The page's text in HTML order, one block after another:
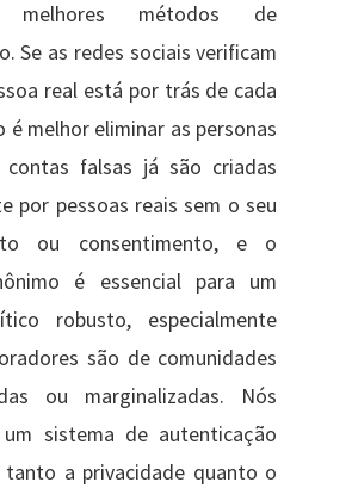
melhores métodos de
Se as redes sociais verificam
real está por trás de cada
é melhor eliminar as personas
contas falsas já são criadas
por pessoas reais sem o seu
ou consentimento, e o
é essencial para um
robusto, especialmente
são de comunidades
ou marginalizadas. Nós
sistema de autenticação
a privacidade quanto o